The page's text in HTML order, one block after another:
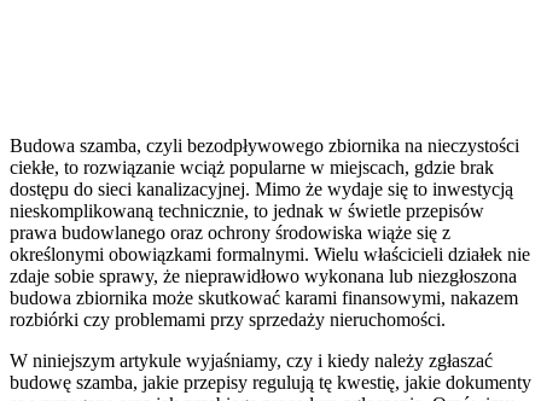
Budowa szamba, czyli bezodpływowego zbiornika na nieczystości
ciekłe, to rozwiązanie wciąż popularne w miejscach, gdzie brak
dostępu do sieci kanalizacyjnej. Mimo że wydaje się to inwestycją
nieskomplikowaną technicznie, to jednak w świetle przepisów
prawa budowlanego oraz ochrony środowiska wiąże się z
określonymi obowiązkami formalnymi. Wielu właścicieli działek nie
zdaje sobie sprawy, że nieprawidłowo wykonana lub niezgłoszona
budowa zbiornika może skutkować karami finansowymi, nakazem
rozbiórki czy problemami przy sprzedaży nieruchomości.
W niniejszym artykule wyjaśniamy, czy i kiedy należy zgłaszać
budowę szamba, jakie przepisy regulują tę kwestię, jakie dokumenty